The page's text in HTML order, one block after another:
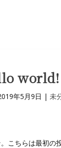
world!
年5月9日 | 未
こちらは最初の